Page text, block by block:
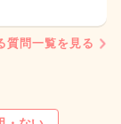
質問一覧を見る